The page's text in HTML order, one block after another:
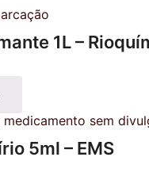
1L –
5ml – EMS